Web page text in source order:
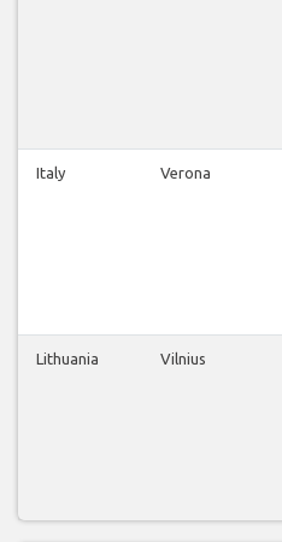
Italy Verona
Lithuania Vilnius